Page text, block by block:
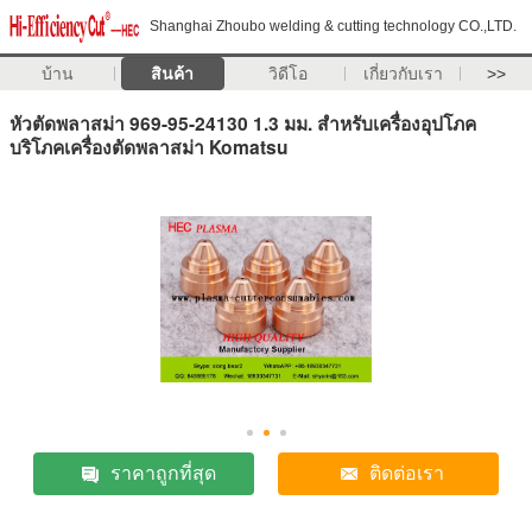
Shanghai Zhoubo welding & cutting technology CO.,LTD.
บ้าน สินค้า วิดีโอ เกี่ยวกับเรา >>
หัวตัดพลาสม่า 969-95-24130 1.3 มม. สำหรับเครื่องอุปโภค
บริโภคเครื่องตัดพลาสม่า Komatsu
ราคาถูกที่สุด ติดต่อเรา